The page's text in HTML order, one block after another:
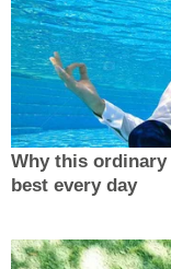
Why this
best every day